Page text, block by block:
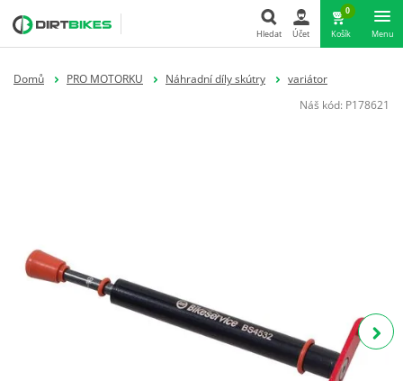
Hledat Účet
0
Košík Menu
Domů PRO MOTORKU Náhradní díly skútry
variátor
Náš kód: P178621